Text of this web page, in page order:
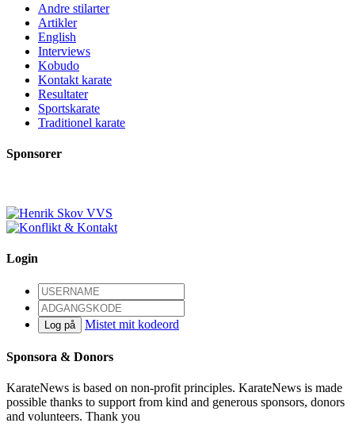
Andre stilarter
Artikler
English
Interviews
Kobudo
Kontakt karate
Resultater
Sportskarate
Traditionel karate
Sponsorer
Login
Log på Mistet mit kodeord
Sponsora & Donors
KarateNews is based on non-profit principles. KarateNews is made
possible thanks to support from kind and generous sponsors, donors
and volunteers. Thank you